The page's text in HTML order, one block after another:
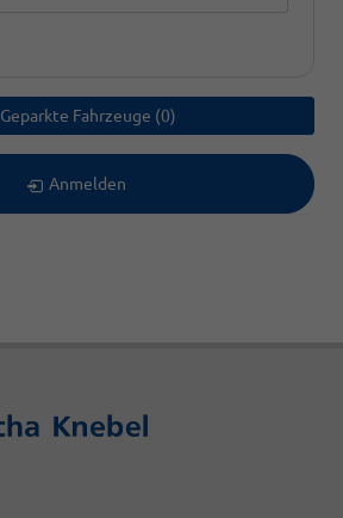
Geparkte Fahrzeuge (0)
Anmelden